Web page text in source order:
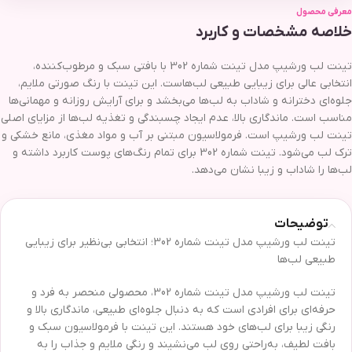
معرفی محصول
خلاصه مشخصات و کاربرد
تینت لب ورشیپ مدل تینت شماره 302 با بافتی سبک و مرطوب‌کننده،
انتخابی عالی برای زیبایی طبیعی لب‌هاست. این تینت با رنگ صورتی ملایم،
جلوه‌ای دخترانه و شاداب به لب‌ها می‌بخشد و برای آرایش روزانه و مهمانی‌ها
مناسب است. ماندگاری بالا، عدم ایجاد چسبندگی و تغذیه لب‌ها از مزایای اصلی
تینت لب ورشیپ است. فرمولاسیون مبتنی بر آب و مواد مغذی، مانع خشکی و
ترک لب می‌شود. تینت شماره 302 برای تمام رنگ‌های پوست کاربرد داشته و
لب‌ها را شاداب و زیبا نشان می‌دهد.
توضیحات
تینت لب ورشیپ مدل تینت شماره 302؛ انتخابی بی‌نظیر برای زیبایی
طبیعی لب‌ها
تینت لب ورشیپ مدل تینت شماره 302، محصولی منحصر به فرد و
حرفه‌ای برای افرادی است که به دنبال جلوه‌ای طبیعی، ماندگاری بالا و
رنگی زیبا برای لب‌های خود هستند. این تینت با فرمولاسیون سبک و
بافت لطیف، به‌راحتی روی لب می‌نشیند و رنگی ملایم و جذاب را به